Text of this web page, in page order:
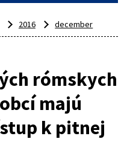
2016 december
rómskych
majú
k pitnej